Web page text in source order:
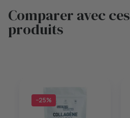
Comparer avec ces
produits
−25%